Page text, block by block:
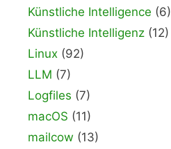
Künstliche Intelligence (6)
Künstliche Intelligenz (12)
Linux (92)
LLM (7)
Logfiles (7)
macOS (11)
mailcow (13)